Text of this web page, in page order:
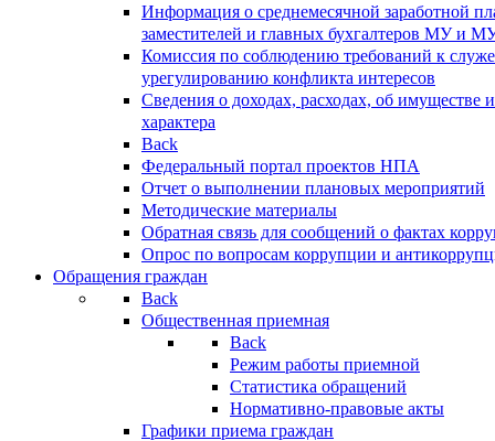
Информация о среднемесячной заработной
заместителей и главных бухгалтеров МУ и
Комиссия по соблюдению требований к
урегулированию конфликта интересов
Сведения о доходах, расходах, об имуществе
характера
Back
Федеральный портал проектов НПА
Отчет о выполнении плановых мероприятий
Методические материалы
Обратная связь для сообщений о фактах
Опрос по вопросам коррупции и
Обращения граждан
Back
Общественная приемная
Back
Режим работы приемной
Статистика обращений
Нормативно-правовые акты
Графики приема граждан